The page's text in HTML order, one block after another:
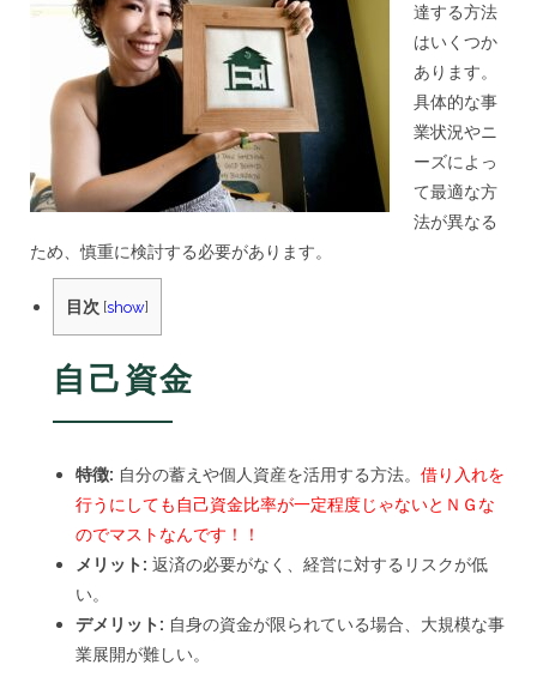
う
ま
と
は
達する方法
はいくつか
あります。
具体的な事
業状況やニ
ーズによっ
て最適な方
法が異なる
ため、慎重に検討する必要があります。
目次 [show]
自己資金
特徴: 自分の蓄えや個人資産を活用する方法。借り入れを
行うにしても自己資金比率が一定程度じゃないとＮＧな
のでマストなんです！！
メリット: 返済の必要がなく、経営に対するリスクが低
い。
デメリット: 自身の資金が限られている場合、大規模な事
業展開が難しい。